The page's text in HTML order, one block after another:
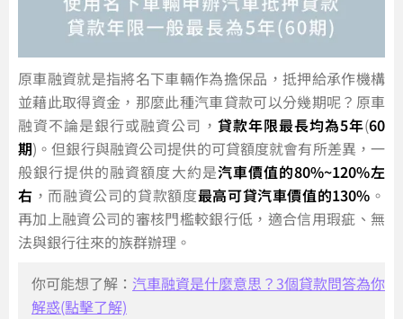
原車融資就是指將名下車輛作為擔保品，抵押給承作機構
並藉此取得資金，那麼此種汽車貸款可以分幾期呢？原車
融資不論是銀行或融資公司， 貸款年限最長均為5年(60
期)。但銀行與融資公司提供的可貸額度就會有所差異，一
般銀行提供的融資額度大約是汽車價值的80%~120%左
右 ，而融資公司的貸款額度最高可貸汽車價值的130% 。
再加上融資公司的審核門檻較銀行低，適合信用瑕疵、無
法與銀行往來的族群辦理。
你可能想了解： 汽車融資是什麼意思？3個貸款問答為你
解惑(點擊了解)